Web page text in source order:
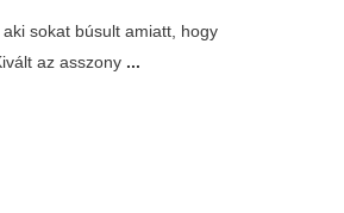
sokat búsult amiatt, hogy
az asszony ...